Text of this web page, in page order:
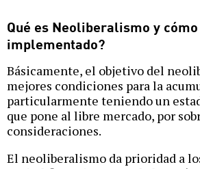
Qué es Neoliberalismo y
implementado?
Básicamente, el objetivo del
mejores condiciones para la
particularmente teniendo un
que pone al libre mercado, por
consideraciones.
El neoliberalismo da prioridad a